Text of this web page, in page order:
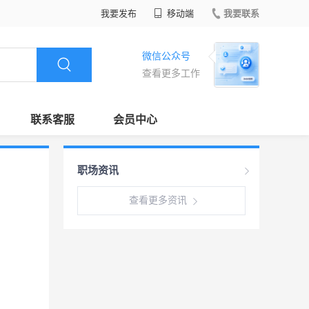
我要发布 移动端 我要联系
微信公众号
查看更多工作
联系客服 会员中心
职场资讯
查看更多资讯